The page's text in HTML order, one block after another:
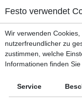
Kopfbereich
Menü
Inhaltsbereich
Fußbereich
FRHL
Leadership in
Festo verwendet
Wir verwenden
nutzerfreundlicher zu
zustimmen, welche
Informationen finden
Service